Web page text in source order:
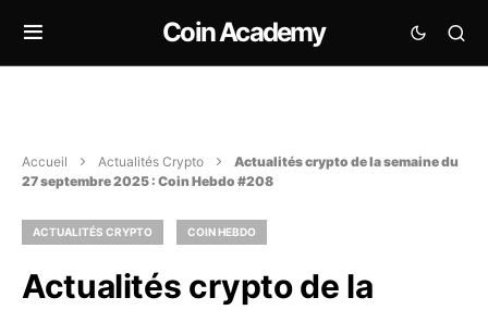
Coin Academy
Accueil Actualités Crypto
Actualités crypto de la semaine du
27 septembre 2025 : Coin Hebdo #208
ACTUALITÉS CRYPTO COIN HEBDO
Actualités crypto de la